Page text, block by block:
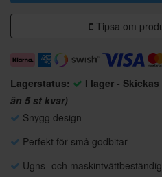
Tipsa om
Lagerstatus: I lager -
än 5 st kvar)
Snygg design
Perfekt för små godbitar
Ugns- och maskintvättbeständig